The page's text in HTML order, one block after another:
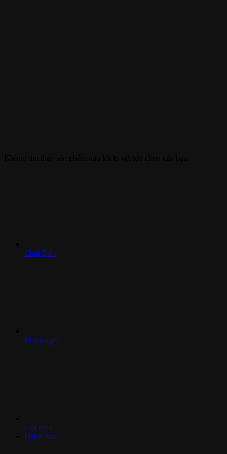
Chat Zalo
Messenger
Gọi mua
Danh mục